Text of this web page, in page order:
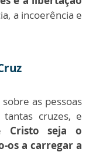
a incoerência e
as pessoas
cruzes, e
Cristo seja o
os a carregar a